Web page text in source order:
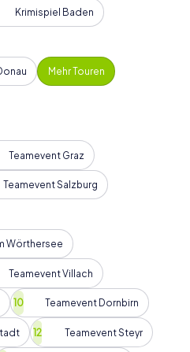
Krimispiel Baden
Mehr Touren
Teamevent Graz
Teamevent Salzburg
Wörthersee
Teamevent Villach
Teamevent Dornbirn
Teamevent Steyr